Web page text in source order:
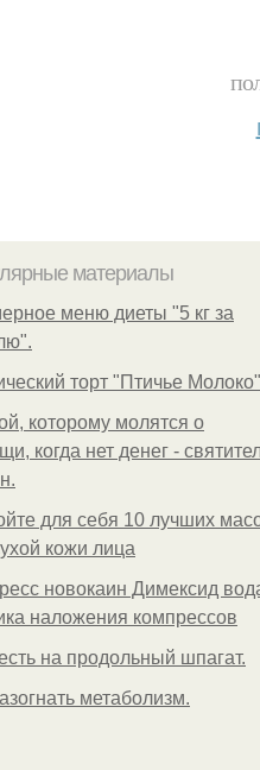
материалы
меню диеты "5 кг за
торт "Птичье
которому молятся о
когда нет денег -
для себя 10 лучших
кожи лица
новокаин Димексид
наложения компрессов
на продольный шпагат.
метаболизм.